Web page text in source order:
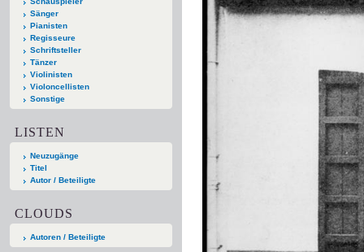
Sänger
Pianisten
Regisseure
Schriftsteller
Tänzer
Violinisten
Violoncellisten
Sonstige
LISTEN
Neuzugänge
Titel
Autor / Beteiligte
CLOUDS
Autoren / Beteiligte